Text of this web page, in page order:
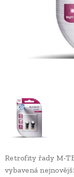
Retrofity řady M-
vybavená